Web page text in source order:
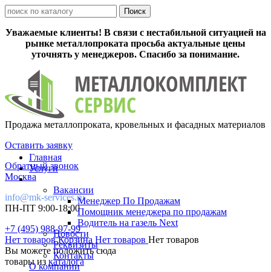
Уважаемые клиенты! В связи с нестабильной ситуацией на
рынке металлопроката просьба актуальные цены
уточнять у менеджеров. Спасибо за понимание.
Продажа металлопроката, кровельных и фасадных материалов
Оставить заявку
Обратный звонок
Москва
info@mk-services.ru
ПН-ПТ 9:00-18:00
+7 (495) 988-97-99
Нет товаровКорзина Нет товаров Нет товаров
Вы можете положить сюда
товары из каталога
Главная
Услуги
Вакансии
Менеджер По Продажам
Помощник менеджера по продажам
Водитель на газель Next
Новости
Реквизиты
Контакты
О компании